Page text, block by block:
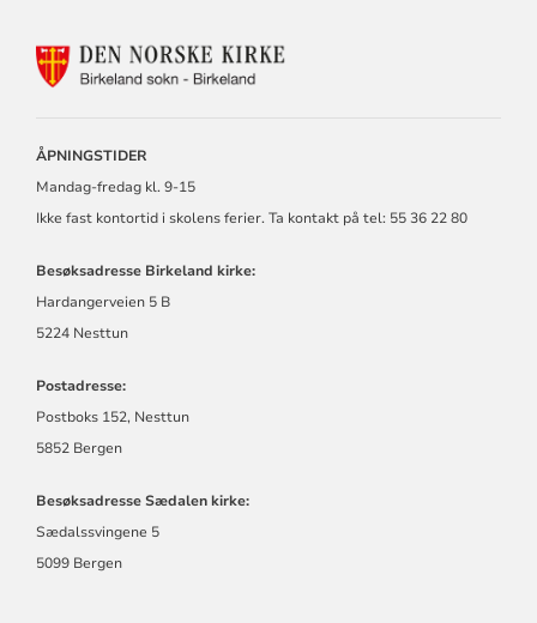
ÅPNINGSTIDER
Mandag-fredag kl. 9-15
Ikke fast kontortid i skolens ferier. Ta kontakt på tel: 55 36 22 80
Besøksadresse Birkeland kirke:
Hardangerveien 5 B
5224 Nesttun
Postadresse:
Postboks 152, Nesttun
5852 Bergen
Besøksadresse Sædalen kirke:
Sædalssvingene 5
5099 Bergen